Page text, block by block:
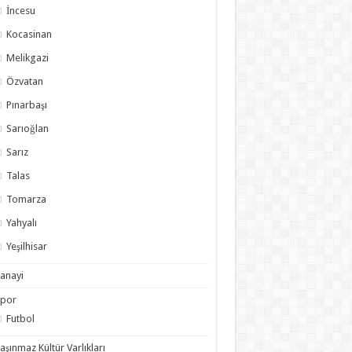
İncesu
Kocasinan
Melikgazi
Özvatan
Pınarbaşı
Sarıoğlan
Sarız
Talas
Tomarza
Yahyalı
Yeşilhisar
Futbol
Kültür Varlıkları